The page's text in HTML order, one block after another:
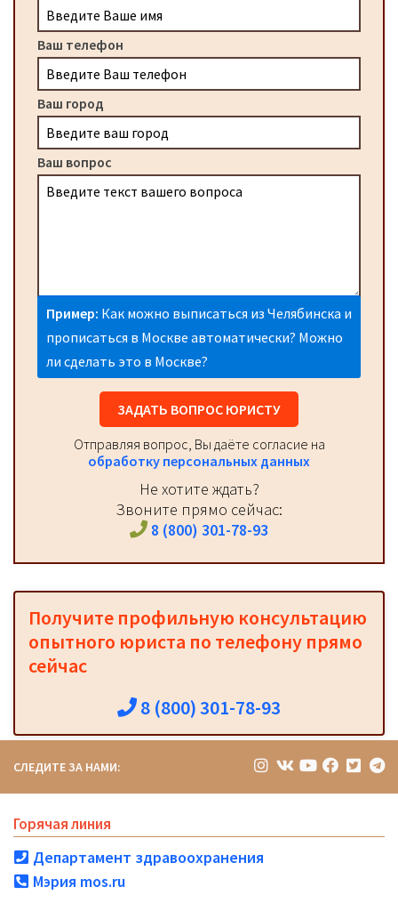
Ваш телефон
Ваш город
Ваш вопрос
Пример: Как можно выписаться из Челябинска и
прописаться в Москве автоматически? Можно
ли сделать это в Москве?
ЗАДАТЬ ВОПРОС ЮРИСТУ
Отправляя вопрос, Вы даёте согласие на
обработку персональных данных
Не хотите ждать?
Звоните прямо сейчас:
8 (800) 301-78-93
Получите профильную консультацию
опытного юриста по телефону прямо
сейчас
8 (800) 301-78-93
СЛЕДИТЕ ЗА НАМИ:
Горячая линия
Департамент здравоохранения
Мэрия mos.ru